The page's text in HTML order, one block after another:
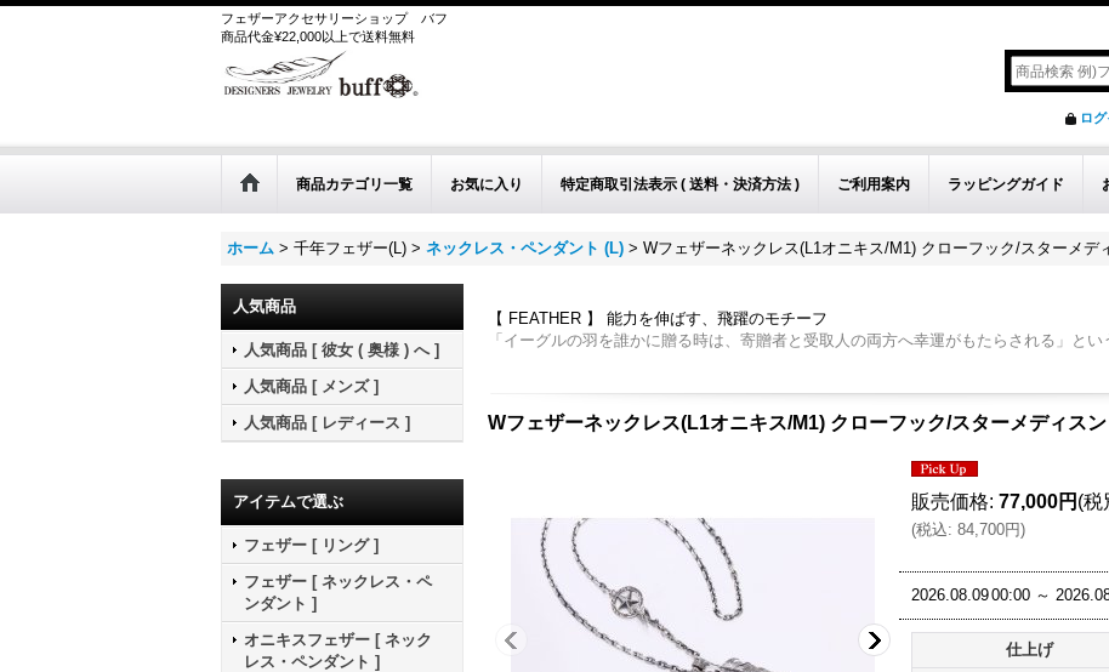
フェザーアクセサリーショップ
バフ
商品代金¥22,000以上で送料無料
ロ
商品カテゴリ一覧 お気に入り 特定商取引法表示 ( 送料・決済方法 ) ご利用案内 ラッピングガイド
ホーム > 千年フェザー(L) > ネックレス・ペンダント (L) > Wフェザーネックレス(L1オニキス/M1) クローフック/スターメデ
人気商品
人気商品 [ 彼女 ( 奥様 ) へ ]
人気商品 [ メンズ ]
人気商品 [ レディース ]
アイテムで選ぶ
フェザー [ リング ]
フェザー [ ネックレス・ペ
ンダント ]
オニキスフェザー [ ネック
レス・ペンダント ]
【 FEATHER 】 能力を伸ばす、飛躍のモチーフ
「イーグルの羽を誰かに贈る時は、寄贈者と受取人の両方へ幸運がもたらされる」とい
Wフェザーネックレス(L1オニキス/M1) クローフック/スターメディスン
販売価格: 77,000円 (税
(税込: 84,700円)
2026.08.0900:00 ～
仕上げ